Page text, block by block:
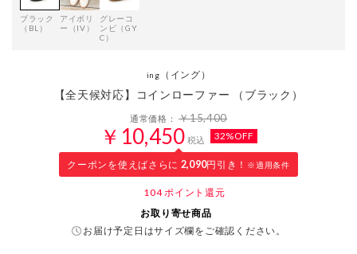
ブラック
（BL）
アイボリ
ー（IV）
グレーコ
ンビ（GY
C）
ing （イング）
【全天候対応】コインローファー （ブラック）
通常価格：￥15,400
￥10,450 税込 32%OFF
クーポンを使えばさらに 2,090円引き！ ※適用条件
104ポイント還元
お取り寄せ商品
お届け予定日はサイズ欄をご確認ください。